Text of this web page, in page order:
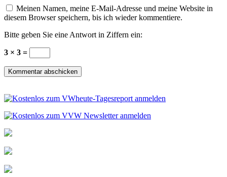
Meinen Namen, meine E-Mail-Adresse und meine Website in
diesem Browser speichern, bis ich wieder kommentiere.
Bitte geben Sie eine Antwort in Ziffern ein:
3 × 3 =